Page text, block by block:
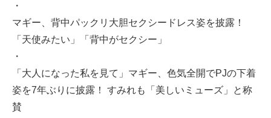
・
マギー、背中パックリ大胆セクシードレス姿を披露！
「天使みたい」「背中がセクシー」
・
「大人になった私を見て」マギー、色気全開でPJの下着
姿を7年ぶりに披露！ すみれも「美しいミューズ」と称
賛